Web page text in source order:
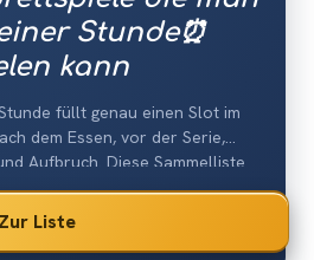
Stunde⏰
kann
füllt genau einen Slot im
dem Essen, vor der Serie,
Aufbruch. Diese Sammelliste
mit 30 bis 60 Minuten
für echte Entscheidungen, ohne
Zur Liste